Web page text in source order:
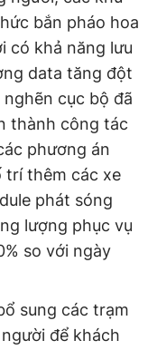
bắn pháo hoa
có khả năng lưu
data tăng đột
cục bộ đã
thành công tác
phương án
trí thêm các xe
phát sóng
lượng phục vụ
so với ngày
sung các trạm
để khách